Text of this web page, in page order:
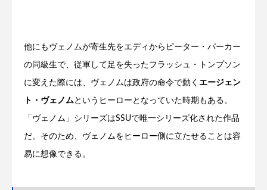
他にもヴェノムが寄生先をエディからピーター・パーカー
の同級生で、従軍して足を失ったフラッシュ・トンプソン
に変えた際には、ヴェノムは政府の命令で動く エージェン
ト・ヴェノムというヒーローとなっていた時期もある。
「ヴェノム」シリーズはSSUで唯一シリーズ化された作品
だ。そのため、ヴェノムをヒーロー側に立たせることは容
易に想像できる。